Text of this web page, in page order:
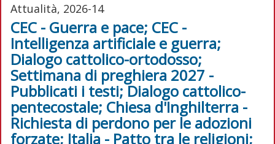
Attualità, 2026-14
CEC - Guerra e pace; CEC -
Intelligenza artificiale e guerra;
Dialogo cattolico-ortodosso;
Settimana di preghiera 2027 -
Pubblicati i testi; Dialogo cattolico-
pentecostale; Chiesa d'Inghilterra -
Richiesta di perdono per le adozioni
forzate; Italia - Patto tra le religioni;